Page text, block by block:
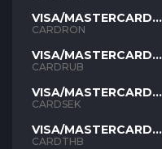
VISA/MASTERCARD
RON
CARDRON
VISA/MASTERCARD
RUB
CARDRUB
VISA/MASTERCARD
SEK
CARDSEK
VISA/MASTERCARD
THB
CARDTHB